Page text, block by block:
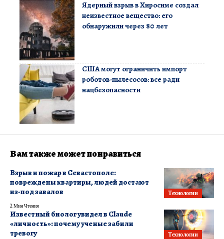
Ядерный взрыв в Хиросиме создал
неизвестное вещество: его
обнаружили через 80 лет
США могут ограничить импорт
роботов-пылесосов: все ради
нацбезопасности
Вам также может понравиться
Технологии
Взрыв и пожар в Севастополе:
повреждены квартиры, людей достают
из-под завалов
2 Мин Чтения
Технологии
Известный биолог увидел в Claude
«личность»: почему ученые забили
тревогу